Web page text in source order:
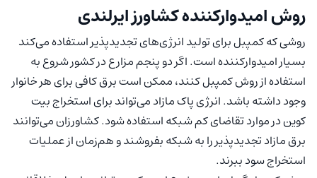
روش امیدوارکننده کشاورز ایرلندی
روشی که کمپبل برای تولید انرژی‌های تجدیدپذیر استفاده می‌کند
بسیار امیدوارکننده است. اگر دو پنجم مزارع در کشور شروع به
استفاده از روش کمپبل کنند، ممکن است برق کافی برای هر خانوار
وجود داشته باشد. انرژی پاک مازاد می‌تواند برای استخراج بیت
کوین در موارد تقاضای کم شبکه استفاده شود. کشاورزان می‌توانند
برق مازاد تجدیدپذیر را به شبکه بفروشند و هم‌زمان از عملیات
استخراج سود ببرند.